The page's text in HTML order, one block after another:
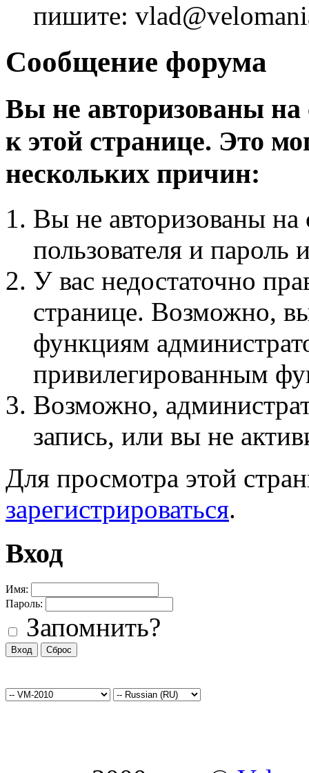
пишите:
Сообщение форума
Вы не авторизованы на
к этой странице. Это
нескольких причин:
Вы не авторизованы на
пользователя и пароль
У вас недостаточно
странице. Возможно,
функциям
привилегированным
Возможно,
запись, или вы не
Для просмотра этой
зарегистрироваться.
Вход
Имя:
Пароль:
Запомнить?